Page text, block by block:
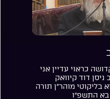
כראוי עדיין אני
דוד קיוואק
בליקוטי מוהר”ן תורה